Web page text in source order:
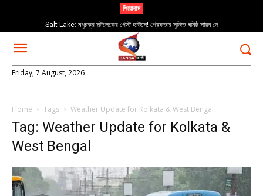
শিরোনাম
Salt Lake: মধুচক্র সল্টলেকের গেস্ট হাউসে! গ্রেফতার সুজিত ঘনিষ্ঠ সায়ন দে
Friday, 7 August, 2026
Home Tags Weather Update for Kolkata & West Bengal
Tag: Weather Update for Kolkata &
West Bengal